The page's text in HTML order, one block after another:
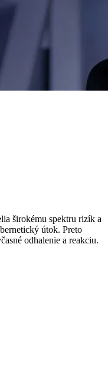
širokému spektru rizík a
útok. Preto
odhalenie a reakciu.